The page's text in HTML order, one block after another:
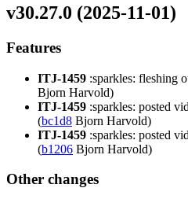
v30.27.0 (2025-11-01)
Features
ITJ-1459 :sparkles: fleshing
Bjorn Harvold)
ITJ-1459 :sparkles: posted
(bc1d8 Bjorn Harvold)
ITJ-1459 :sparkles: posted
(b1206 Bjorn Harvold)
Other changes